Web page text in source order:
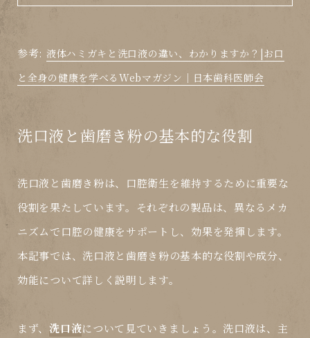
参考: 液体ハミガキと洗口液の違い、わかりますか？|お口
と全身の健康を学べるWebマガジン｜日本歯科医師会
洗口液と歯磨き粉の基本的な役割
洗口液と歯磨き粉は、 口腔衛生を維持するために重要な
役割を果たしています。それぞれの製品は、異なるメカ
ニズムで口腔の健康をサポートし、効果を発揮します。
本記事では、洗口液と歯磨き粉の基本的な役割や成分、
効能について詳しく説明します。
まず、洗口液について見ていきましょう。洗口液は、主